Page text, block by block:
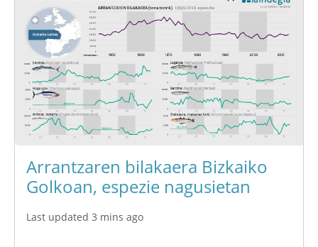
Arrantzaren bilakaera Bizkaiko
Golkoan, espezie nagusietan
Last updated 3 mins ago